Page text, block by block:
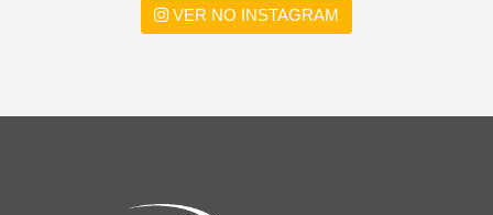
VER NO INSTAGRAM